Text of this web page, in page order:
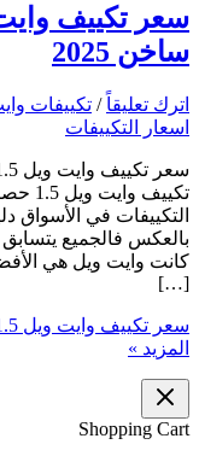
ساخن 2025
اترك تعليقاً / تكييفات
اسعار التكييفات
التكييفات في الأسواق
بالعكس فالجميع
[…]
سعر تكييف وايت ويل 1.5 حصان بريميم بارد ساخن 2025
المزيد »
Shopping Cart